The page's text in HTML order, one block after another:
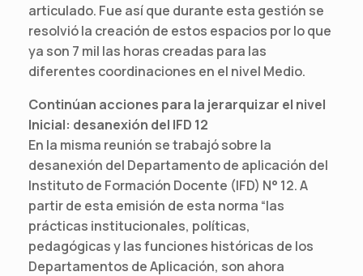
articulado. Fue así que durante esta gestión se
resolvió la creación de estos espacios por lo que
ya son 7 mil las horas creadas para las
diferentes coordinaciones en el nivel Medio.
Continúan acciones para la jerarquizar el nivel
Inicial: desanexión del IFD 12
En la misma reunión se trabajó sobre la
desanexión del Departamento de aplicación del
Instituto de Formación Docente (IFD) N° 12. A
partir de esta emisión de esta norma “las
prácticas institucionales, políticas,
pedagógicas y las funciones históricas de los
Departamentos de Aplicación, son ahora